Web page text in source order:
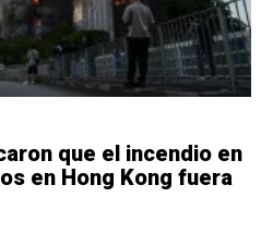
que el incendio en
en Hong Kong fuera